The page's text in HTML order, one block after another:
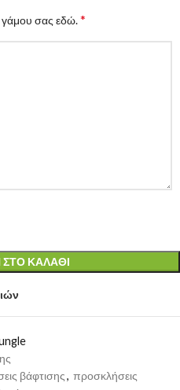
γάμου σας εδώ.*
ΚΑΛΆΘΙ
βάφτισης, προσκλήσεις